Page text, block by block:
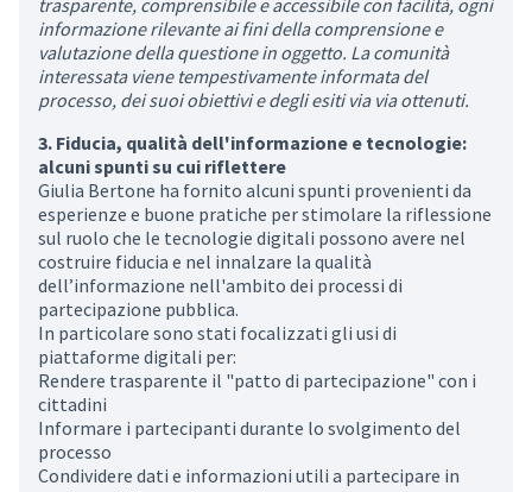
informazione rilevante ai fini della comprensione e
valutazione della questione in oggetto. La comunità
interessata viene tempestivamente informata del
processo, dei suoi obiettivi e degli esiti via via ottenuti.
3. Fiducia, qualità dell'informazione e tecnologie:
alcuni spunti su cui riflettere
Giulia Bertone ha fornito alcuni spunti provenienti da
esperienze e buone pratiche per stimolare la riflessione
sul ruolo che le tecnologie digitali possono avere nel
costruire fiducia e nel innalzare la qualità
dell’informazione nell'ambito dei processi di
partecipazione pubblica.
In particolare sono stati focalizzati gli usi di
piattaforme digitali per:
Rendere trasparente il "patto di partecipazione" con i
cittadini
Informare i partecipanti durante lo svolgimento del
processo
Condividere dati e informazioni utili a partecipare in